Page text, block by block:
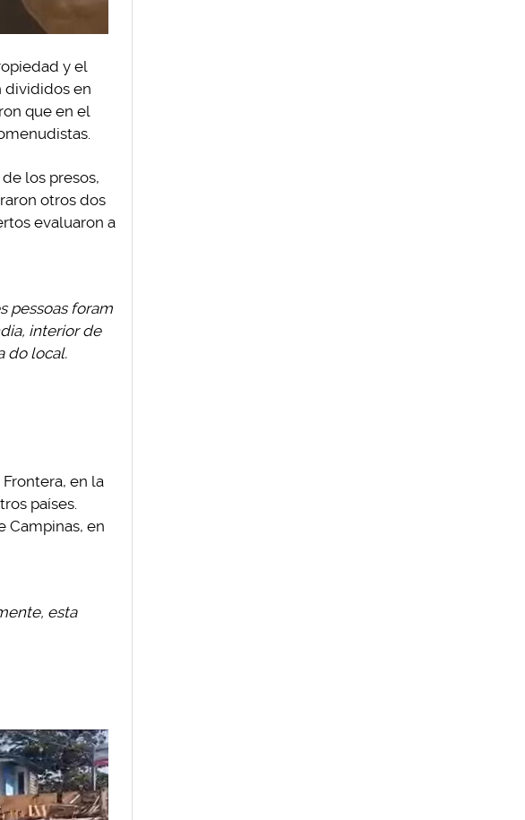
y el
divididos en
que en el
los presos,
otros dos
evaluaron a
pessoas foram
interior de
do local.
en la
países.
Campinas, en
esta